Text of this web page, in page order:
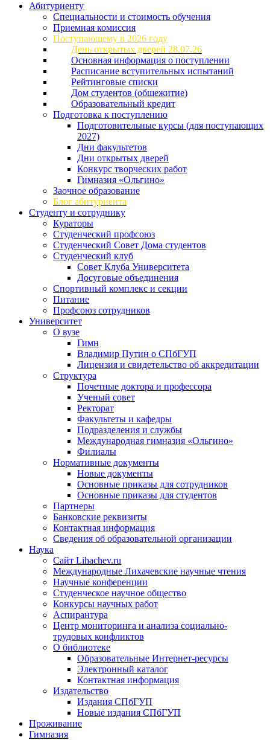
Абитуриенту
Специальности и стоимость обучения
Приемная комиссия
Поступающему в 2026 году
День открытых дверей 28.07.26
Основная информация о поступлении
Расписание вступительных испытаний
Рейтинговые списки
Дом студентов (общежитие)
Образовательный кредит
Подготовка к поступлению
Подготовительные курсы (для поступающих
2027)
Дни факультетов
Дни открытых дверей
Конкурс творческих работ
Гимназия «Ольгино»
Заочное образование
Блог абитуриента
Студенту и сотруднику
Кураторы
Студенческий профсоюз
Студенческий Совет Дома студентов
Студенческий клуб
Совет Клуба Университета
Досуговые объединения
Спортивный комплекс и секции
Питание
Профсоюз сотрудников
Университет
О вузе
Гимн
Владимир Путин о СПбГУП
Лицензия и свидетельство об аккредитации
Структура
Почетные доктора и профессора
Ученый совет
Ректорат
Факультеты и кафедры
Подразделения и службы
Международная гимназия «Ольгино»
Филиалы
Нормативные документы
Новые документы
Основные приказы для сотрудников
Основные приказы для студентов
Партнеры
Банковские реквизиты
Контактная информация
Сведения об образовательной организации
Наука
Сайт Lihachev.ru
Международные Лихачевские научные чтения
Научные конференции
Студенческое научное общество
Конкурсы научных работ
Аспирантура
Центр мониторинга и анализа социально-
трудовых конфликтов
О библиотеке
Образовательные Интернет-ресурсы
Электронный каталог
Контактная информация
Издательство
Издания СПбГУП
Новые издания СПбГУП
Проживание
Гимназия